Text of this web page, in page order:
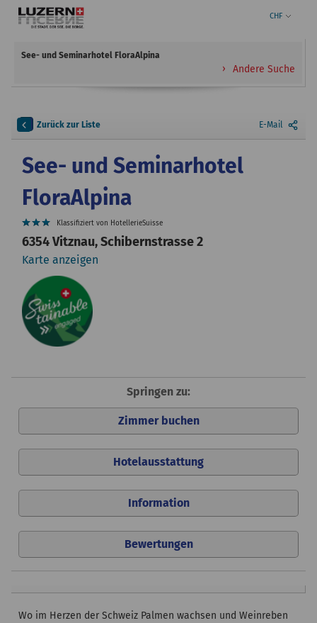
CHF
See- und Seminarhotel FloraAlpina
Andere Suche
Zurück zur Liste E-Mail
See- und Seminarhotel
FloraAlpina
Klassifiziert von HotellerieSuisse
6354 Vitznau, Schibernstrasse 2
Karte anzeigen
Springen zu:
Zimmer buchen
Hotelausstattung
Information
Bewertungen
Wo im Herzen der Schweiz Palmen wachsen und Weinreben